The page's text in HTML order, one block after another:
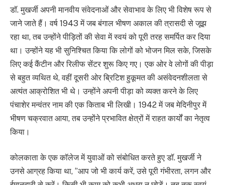
डॉ. मुखर्जी अपनी मानवीय संवेदनाओं और सेवाभाव के लिए भी विशेष रूप से
जाने जाते हैं। वर्ष 1943 में जब बंगाल भीषण अकाल की त्रासदी से जूझ
रहा था, तब उन्होंने पीड़ितों की सेवा में स्वयं को पूरी तरह समर्पित कर दिया
था। उन्होंने यह भी सुनिश्चित किया कि लोगों को भोजन मिल सके, जिसके
लिए कई कैंटीन और रिलीफ सेंटर शुरू किए गए। एक ओर वे लोगों की पीड़ा
से बहुत व्यथित थे, वहीं दूसरी ओर ब्रिटिश हुकूमत की असंवेदनशीलता से
अत्यंत आक्रोशित भी थे। उन्होंने अपनी पीड़ा को व्यक्त करने के लिए
पंचाशेर मन्वंतर नाम की एक किताब भी लिखी। 1942 में जब मेदिनीपुर में
भीषण चक्रवात आया, तब उन्होंने प्रभावित क्षेत्रों में राहत कार्यों का नेतृत्व
किया।
कोलकाता के एक कॉलेज में युवाओं को संबोधित करते हुए डॉ. मुखर्जी ने
उनसे आग्रह किया था, ‘’आप जो भी कार्य करें, उसे पूरी गंभीरता, लगन और